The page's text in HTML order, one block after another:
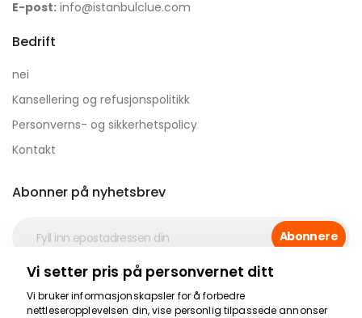
E-post: info@istanbulclue.com
Bedrift
nei
Kansellering og refusjonspolitikk
Personverns- og sikkerhetspolicy
Kontakt
Abonner på nyhetsbrev
Abonnere
Vi setter pris på personvernet ditt
Vi bruker informasjonskapsler for å forbedre
nettleseropplevelsen din, vise personlig tilpassede annonser